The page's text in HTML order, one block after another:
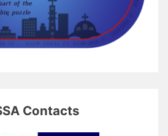
Contacts